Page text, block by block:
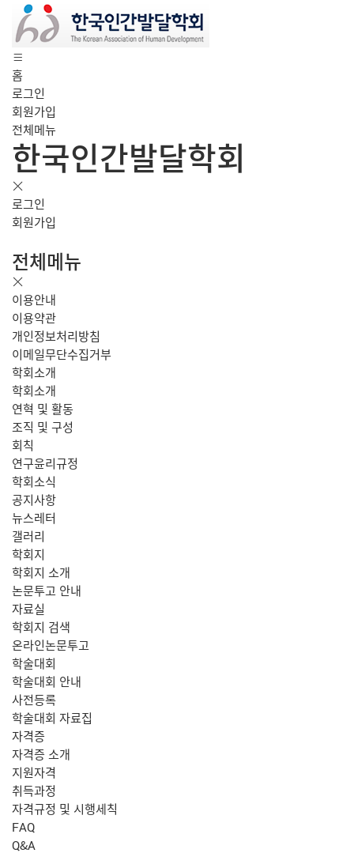
홈
로그인
회원가입
전체메뉴
한국인간발달학회
로그인
회원가입
전체메뉴
이용안내
이용약관
개인정보처리방침
이메일무단수집거부
학회소개
학회소개
연혁 및 활동
조직 및 구성
회칙
연구윤리규정
학회소식
공지사항
뉴스레터
갤러리
학회지
학회지 소개
논문투고 안내
자료실
학회지 검색
온라인논문투고
학술대회
학술대회 안내
사전등록
학술대회 자료집
자격증
자격증 소개
지원자격
취득과정
자격규정 및 시행세칙
FAQ
Q&A